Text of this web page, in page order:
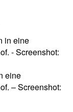
eine
– Screenshot: